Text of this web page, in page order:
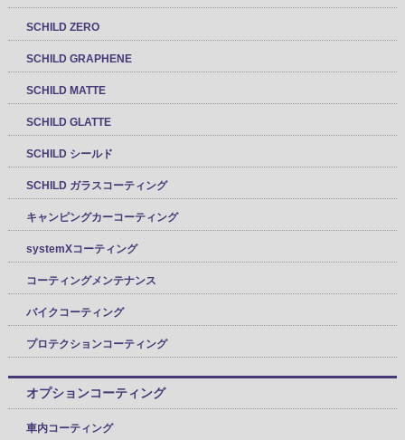
SCHILD ZERO
SCHILD GRAPHENE
SCHILD MATTE
SCHILD GLATTE
SCHILD シールド
SCHILD ガラスコーティング
キャンピングカーコーティング
systemXコーティング
コーティングメンテナンス
バイクコーティング
プロテクションコーティング
オプションコーティング
車内コーティング